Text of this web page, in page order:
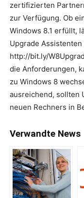
zertifizierten
zur Verfügung. Ob
Windows 8.1 erfüllt,
Upgrade
http://bit.ly/
die Anforderungen,
zu Windows 8
ausreichend, sollten
neuen Rechners in
Verwandte News